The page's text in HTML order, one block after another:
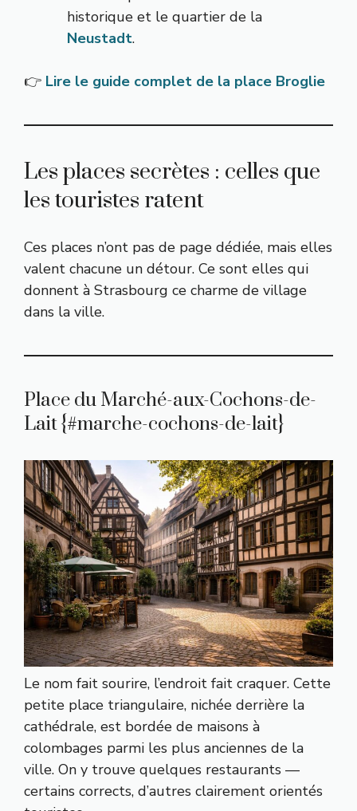
historique et le quartier de la
Neustadt.
👉 Lire le guide complet de la place Broglie
Les places secrètes : celles que
les touristes ratent
Ces places n’ont pas de page dédiée, mais elles
valent chacune un détour. Ce sont elles qui
donnent à Strasbourg ce charme de village
dans la ville.
Place du Marché-aux-Cochons-de-
Lait {#marche-cochons-de-lait}
Le nom fait sourire, l’endroit fait craquer. Cette
petite place triangulaire, nichée derrière la
cathédrale, est bordée de maisons à
colombages parmi les plus anciennes de la
ville. On y trouve quelques restaurants —
certains corrects, d’autres clairement orientés